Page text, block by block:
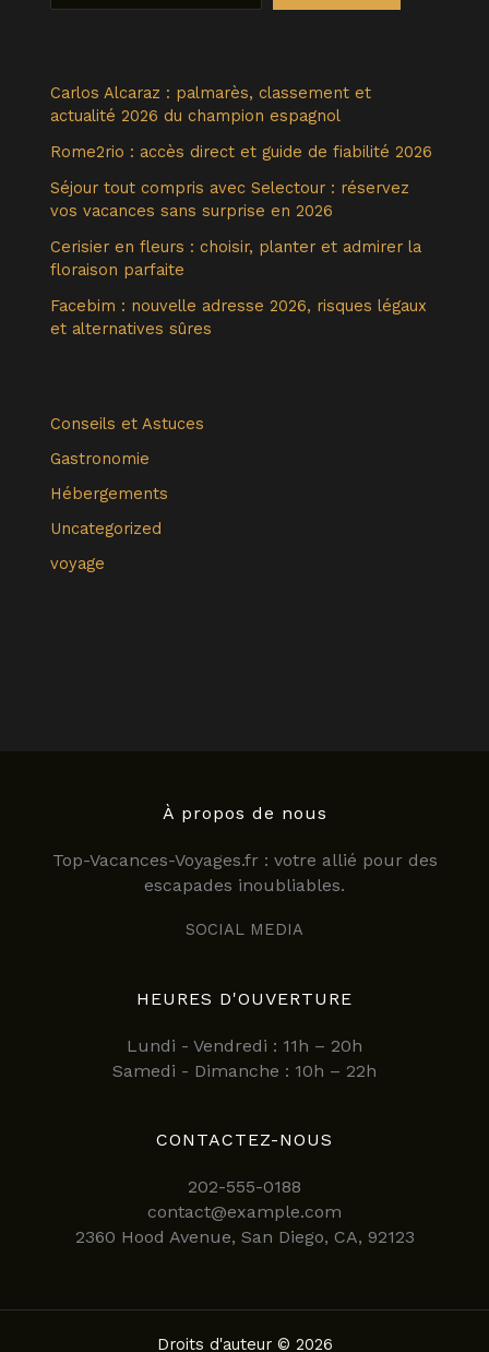
Carlos Alcaraz : palmarès, classement et
actualité 2026 du champion espagnol
Rome2rio : accès direct et guide de fiabilité 2026
Séjour tout compris avec Selectour : réservez
vos vacances sans surprise en 2026
Cerisier en fleurs : choisir, planter et admirer la
floraison parfaite
Facebim : nouvelle adresse 2026, risques légaux
et alternatives sûres
Conseils et Astuces
Gastronomie
Hébergements
Uncategorized
voyage
À propos de nous
Top-Vacances-Voyages.fr : votre allié pour des
escapades inoubliables.
SOCIAL MEDIA
HEURES D'OUVERTURE
Lundi - Vendredi : 11h – 20h
Samedi - Dimanche : 10h – 22h
CONTACTEZ-NOUS
202-555-0188
contact@example.com
2360 Hood Avenue, San Diego, CA, 92123
Droits d'auteur © 2026